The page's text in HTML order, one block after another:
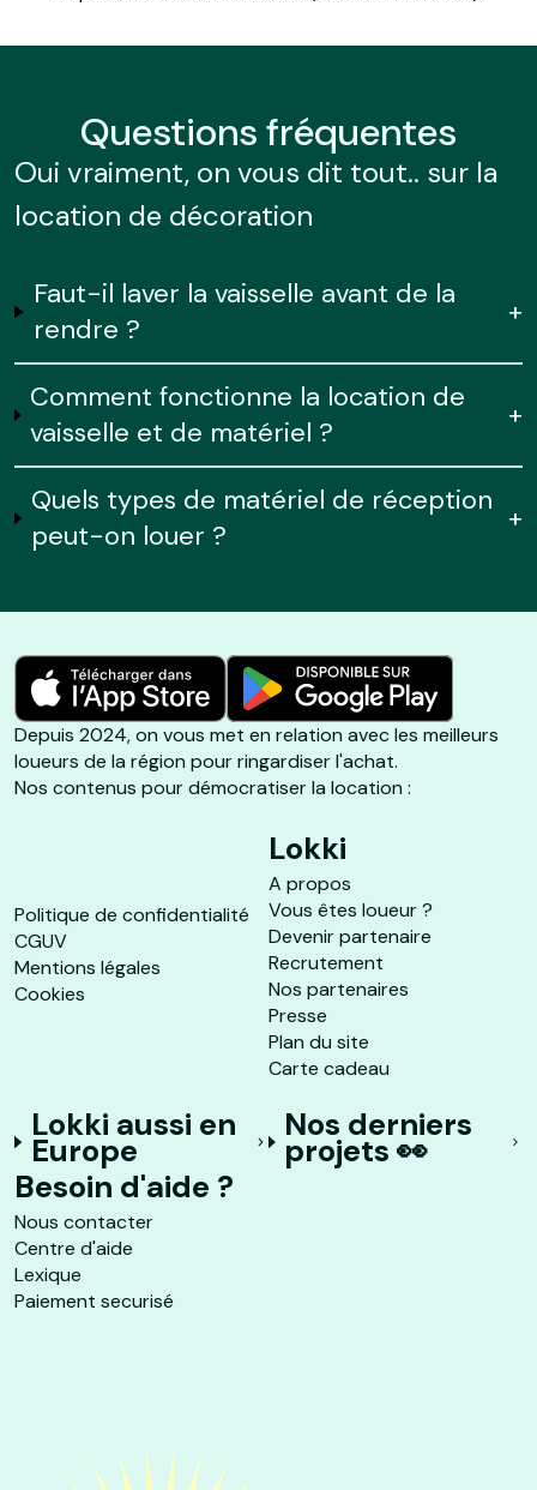
Questionsfréquentes
Oui vraiment, on vous dit tout.. sur la
location de décoration
Faut-il laver la vaisselle avant de la
rendre ?
+
Comment fonctionne la location de
vaisselle et de matériel ?
+
Quels types de matériel de réception
peut-on louer ?
+
Depuis 2024, on vous met en relation avec les meilleurs
loueurs de la région pour ringardiser l'achat.
Nos contenus pour démocratiser la location :
Politique de confidentialité
CGUV
Mentions légales
Cookies
Lokki
A propos
Vous êtes loueur ?
Devenir partenaire
Recrutement
Nos partenaires
Presse
Plan du site
Carte cadeau
Lokki aussi en
Europe
Nos derniers
projets 👀
Besoin d'aide ?
Nous contacter
Centre d'aide
Lexique
Paiement securisé